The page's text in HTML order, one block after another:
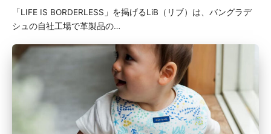
「LIFE IS BORDERLESS」を掲げるLiB（リブ）は、バングラデ
シュの自社工場で革製品の…